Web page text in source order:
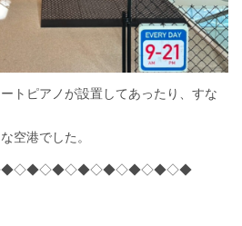
トピアノが設置してあったり、すな
空港でした。